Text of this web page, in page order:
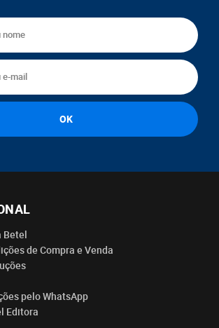
Betel
de Compra e Venda
pelo WhatsApp
Editora